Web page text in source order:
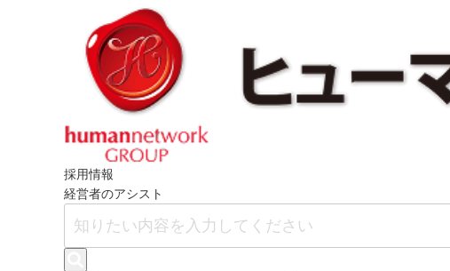
採用情報
経営者のアシスト